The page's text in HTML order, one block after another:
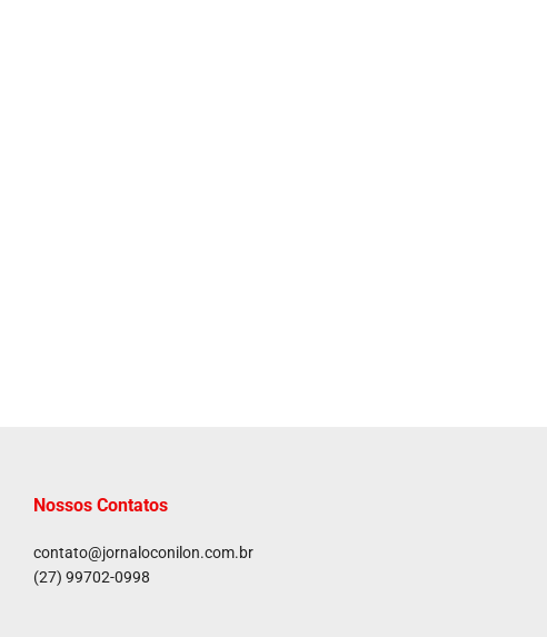
Nossos Contatos
contato@jornaloconilon.com.br
(27) 99702-0998